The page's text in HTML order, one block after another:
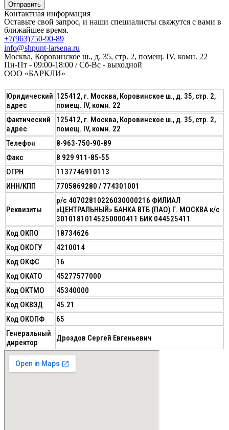
Отправить
Контактная информация
Оставьте свой запрос, и наши специалисты свяжутся с вами в
ближайшее время.
+7(963)750-90-89
info@shpunt-larsena.ru
Москва, Коровинское ш., д. 35, стр. 2, помещ. IV, комн. 22
Пн-Пт - 09:00-18:00 / Сб-Вс - выходной
ООО «БАРКЛИ»
Юридический
адрес
125412, г. Москва, Коровинское ш., д. 35, стр. 2,
помещ. IV, комн. 22
Фактический
адрес
125412, г. Москва, Коровинское ш., д. 35, стр. 2,
помещ. IV, комн. 22
Телефон
8-963-750-90-89
Факс
8 929 911-85-55
ОГРН
1137746910113
ИНН/КПП
7705869280 / 774301001
Реквизиты
р/с 40702810226030000216 ФИЛИАЛ
«ЦЕНТРАЛЬНЫЙ» БАНКА ВТБ (ПАО) Г. МОСКВА к/с
30101810145250000411 БИК 044525411
Код ОКПО
18734626
Код ОКОГУ
4210014
Код ОКФС
16
Код ОКАТО
45277577000
Код ОКТМО
45340000
Код ОКВЭД
45.21
Код ОКОПФ
65
Генеральный
директор
Дроздов Сергей Евгеньевич